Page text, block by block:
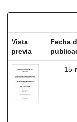
Vista
previa
Fecha
15-